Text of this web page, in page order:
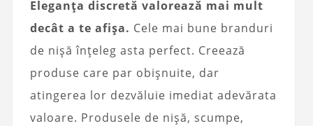
Eleganța discretă valorează mai mult
decât a te afișa. Cele mai bune branduri
de nișă înțeleg asta perfect. Creează
produse care par obișnuite, dar
atingerea lor dezvăluie imediat adevărata
valoare. Produsele de nișă, scumpe,